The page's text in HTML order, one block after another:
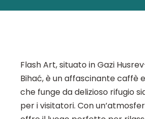
Flash Art, situato in Gazi
Bihać, è un affascinante caffè
che funge da delizioso rifugio
per i visitatori. Con